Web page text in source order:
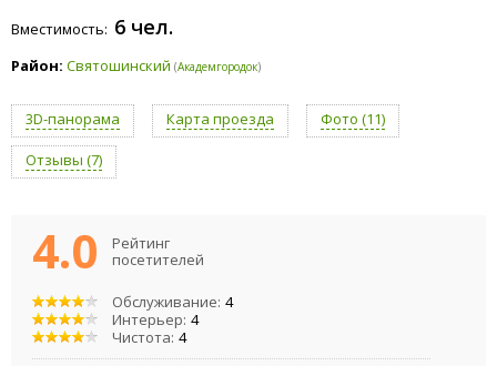
Вместимость: 6 чел.
Район: Святошинский (Академгородок)
3D-панорама Карта проезда Фото (11)
Отзывы (7)
4.0
Рейтинг
посетителей
Обслуживание: 4
Интерьер: 4
Чистота: 4